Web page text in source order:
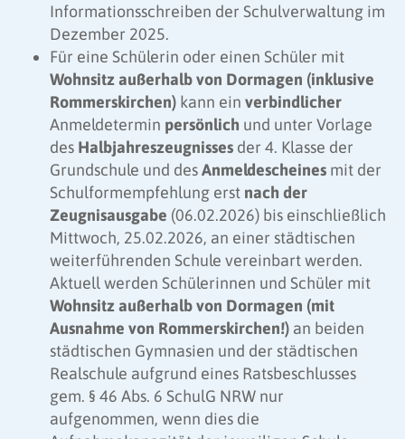
Informationsschreiben der Schulverwaltung im
Dezember 2025.
Für eine Schülerin oder einen Schüler mit
Wohnsitz außerhalb von Dormagen (inklusive
Rommerskirchen) kann ein verbindlicher
Anmeldetermin persönlich und unter Vorlage
des Halbjahreszeugnisses der 4. Klasse der
Grundschule und desAnmeldescheines mit der
Schulformempfehlung erst nach der
Zeugnisausgabe (06.02.2026) bis einschließlich
Mittwoch, 25.02.2026, an einer städtischen
weiterführenden Schule vereinbart werden.
Aktuell werden Schülerinnen und Schüler mit
Wohnsitz außerhalb von Dormagen (mit
Ausnahme von Rommerskirchen!) an beiden
städtischen Gymnasien und der städtischen
Realschule aufgrund eines Ratsbeschlusses
gem. § 46 Abs. 6 SchulG NRW nur
aufgenommen, wenn dies die